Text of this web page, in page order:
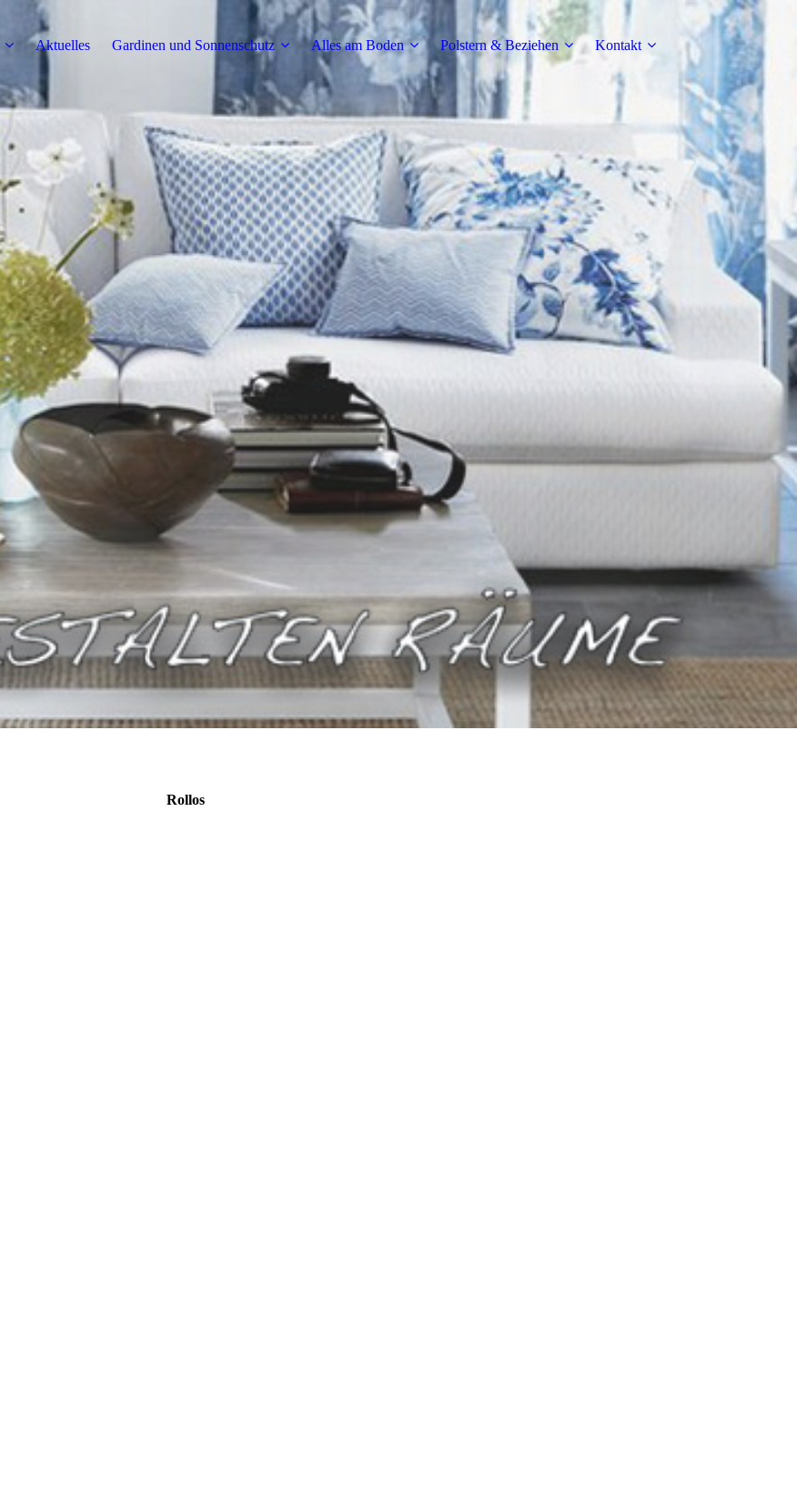
Aktuelles Gardinen und Sonnenschutz Alles am Boden Polstern & Beziehen Kontakt
Rollos